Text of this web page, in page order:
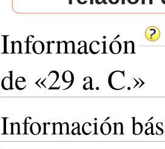
Información
de «29 a. C.»
Información